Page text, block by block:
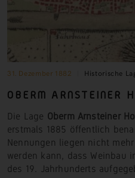
31. Dezember 1882 Historische
OBERM ARNSTEINER
Die Lage Oberm Arnsteiner
erstmals 1885 öffentlich
Nennungen liegen nicht
werden kann, dass Weinbau
des 19. Jahrhunderts